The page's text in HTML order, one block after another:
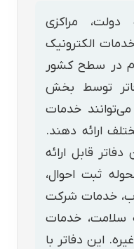
مراکزی
الکترونیک
در سطح کشور
توسط بخش
خدمات
ارائه دهند.
قابل ارائه
ثبت احوال،
خدمات شرکت
سلامت، خدمات
این دفاتر با